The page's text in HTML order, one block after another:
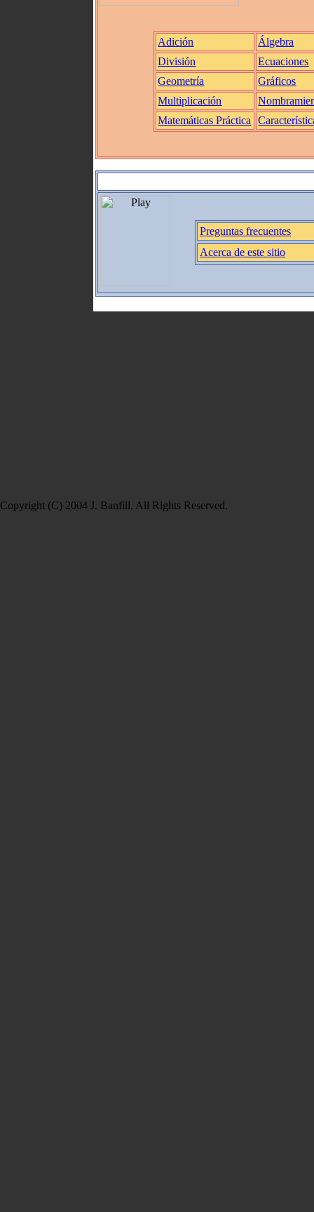
Adición
Álgebra
División
Ecuaciones
Geometría
Gráficos
Multiplicación
Matemáticas Práctica
Preguntas frecuentes
Acerca de este sitio
Copyright (C) 2004 J. Banfill. All Rights Reserved.